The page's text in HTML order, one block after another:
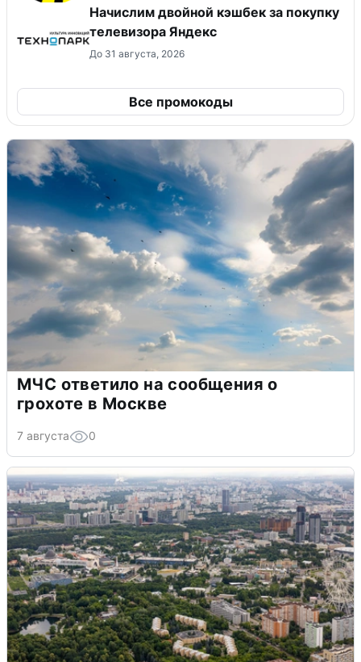
Начислим двойной кэшбек за покупку
телевизора Яндекс
До 31 августа, 2026
Все промокоды
МЧС ответило на сообщения о
грохоте в Москве
7 августа 0